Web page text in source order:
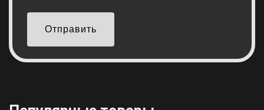
Отправить